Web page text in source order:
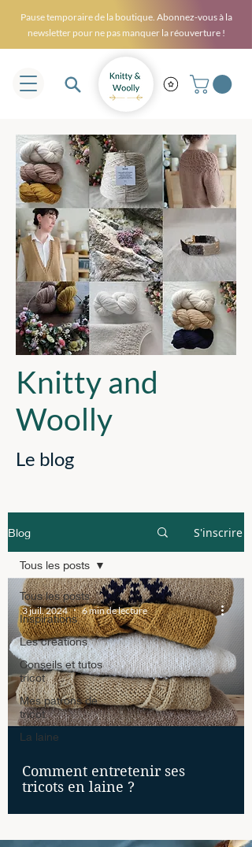
Pause temporaire de la boutique. Abonnez-vous à la
newsletter pour ne pas manquer la réouverture !
Knitty and
Woolly
Le blog
Blog S'inscrire
Tous les posts
Inspirations
Les créations
Conseils et tutos
tricot
Mes patrons de
tricot
La laine
Tous les posts
Comment entretenir ses
tricots en laine ?
3 juil. 2024 6 min de lecture